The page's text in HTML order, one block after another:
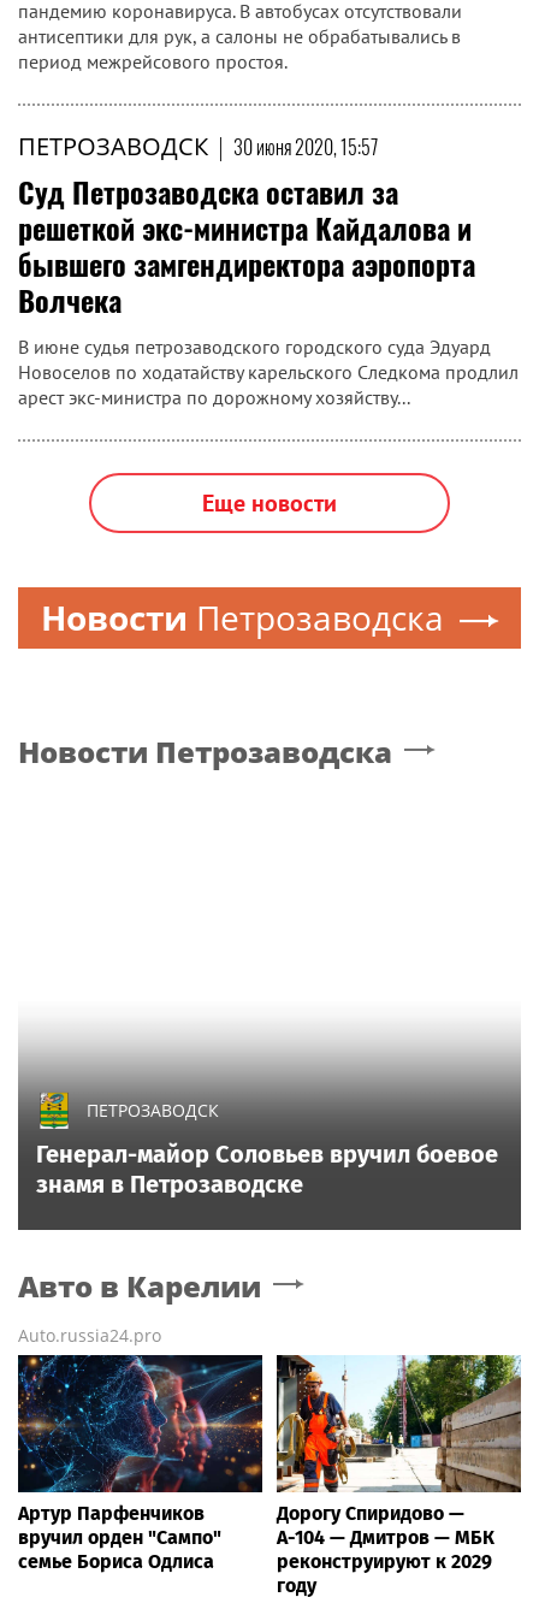
пандемию коронавируса. В автобусах отсутствовали
антисептики для рук, а салоны не обрабатывались в
период межрейсового простоя.
ПЕТРОЗАВОДСК | 30 июня 2020, 15:57
Суд Петрозаводска оставил за
решеткой экс-министра Кайдалова и
бывшего замгендиректора аэропорта
Волчека
В июне судья петрозаводского городского суда Эдуард
Новоселов по ходатайству карельского Следкома продлил
арест экс-министра по дорожному хозяйству...
Еще новости
Новости Петрозаводска
Новости Петрозаводска
ПЕТРОЗАВОДСК
Генерал-майор Соловьев вручил боевое
знамя в Петрозаводске
Авто в Карелии
Auto.russia24.pro
Артур Парфенчиков
вручил орден "Сампо"
семье Бориса Одлиса
Дорогу Спиридово —
А-104 — Дмитров — МБК
реконструируют к 2029
году